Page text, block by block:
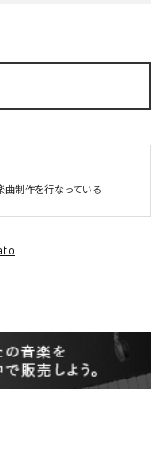
曲制作を行なっている